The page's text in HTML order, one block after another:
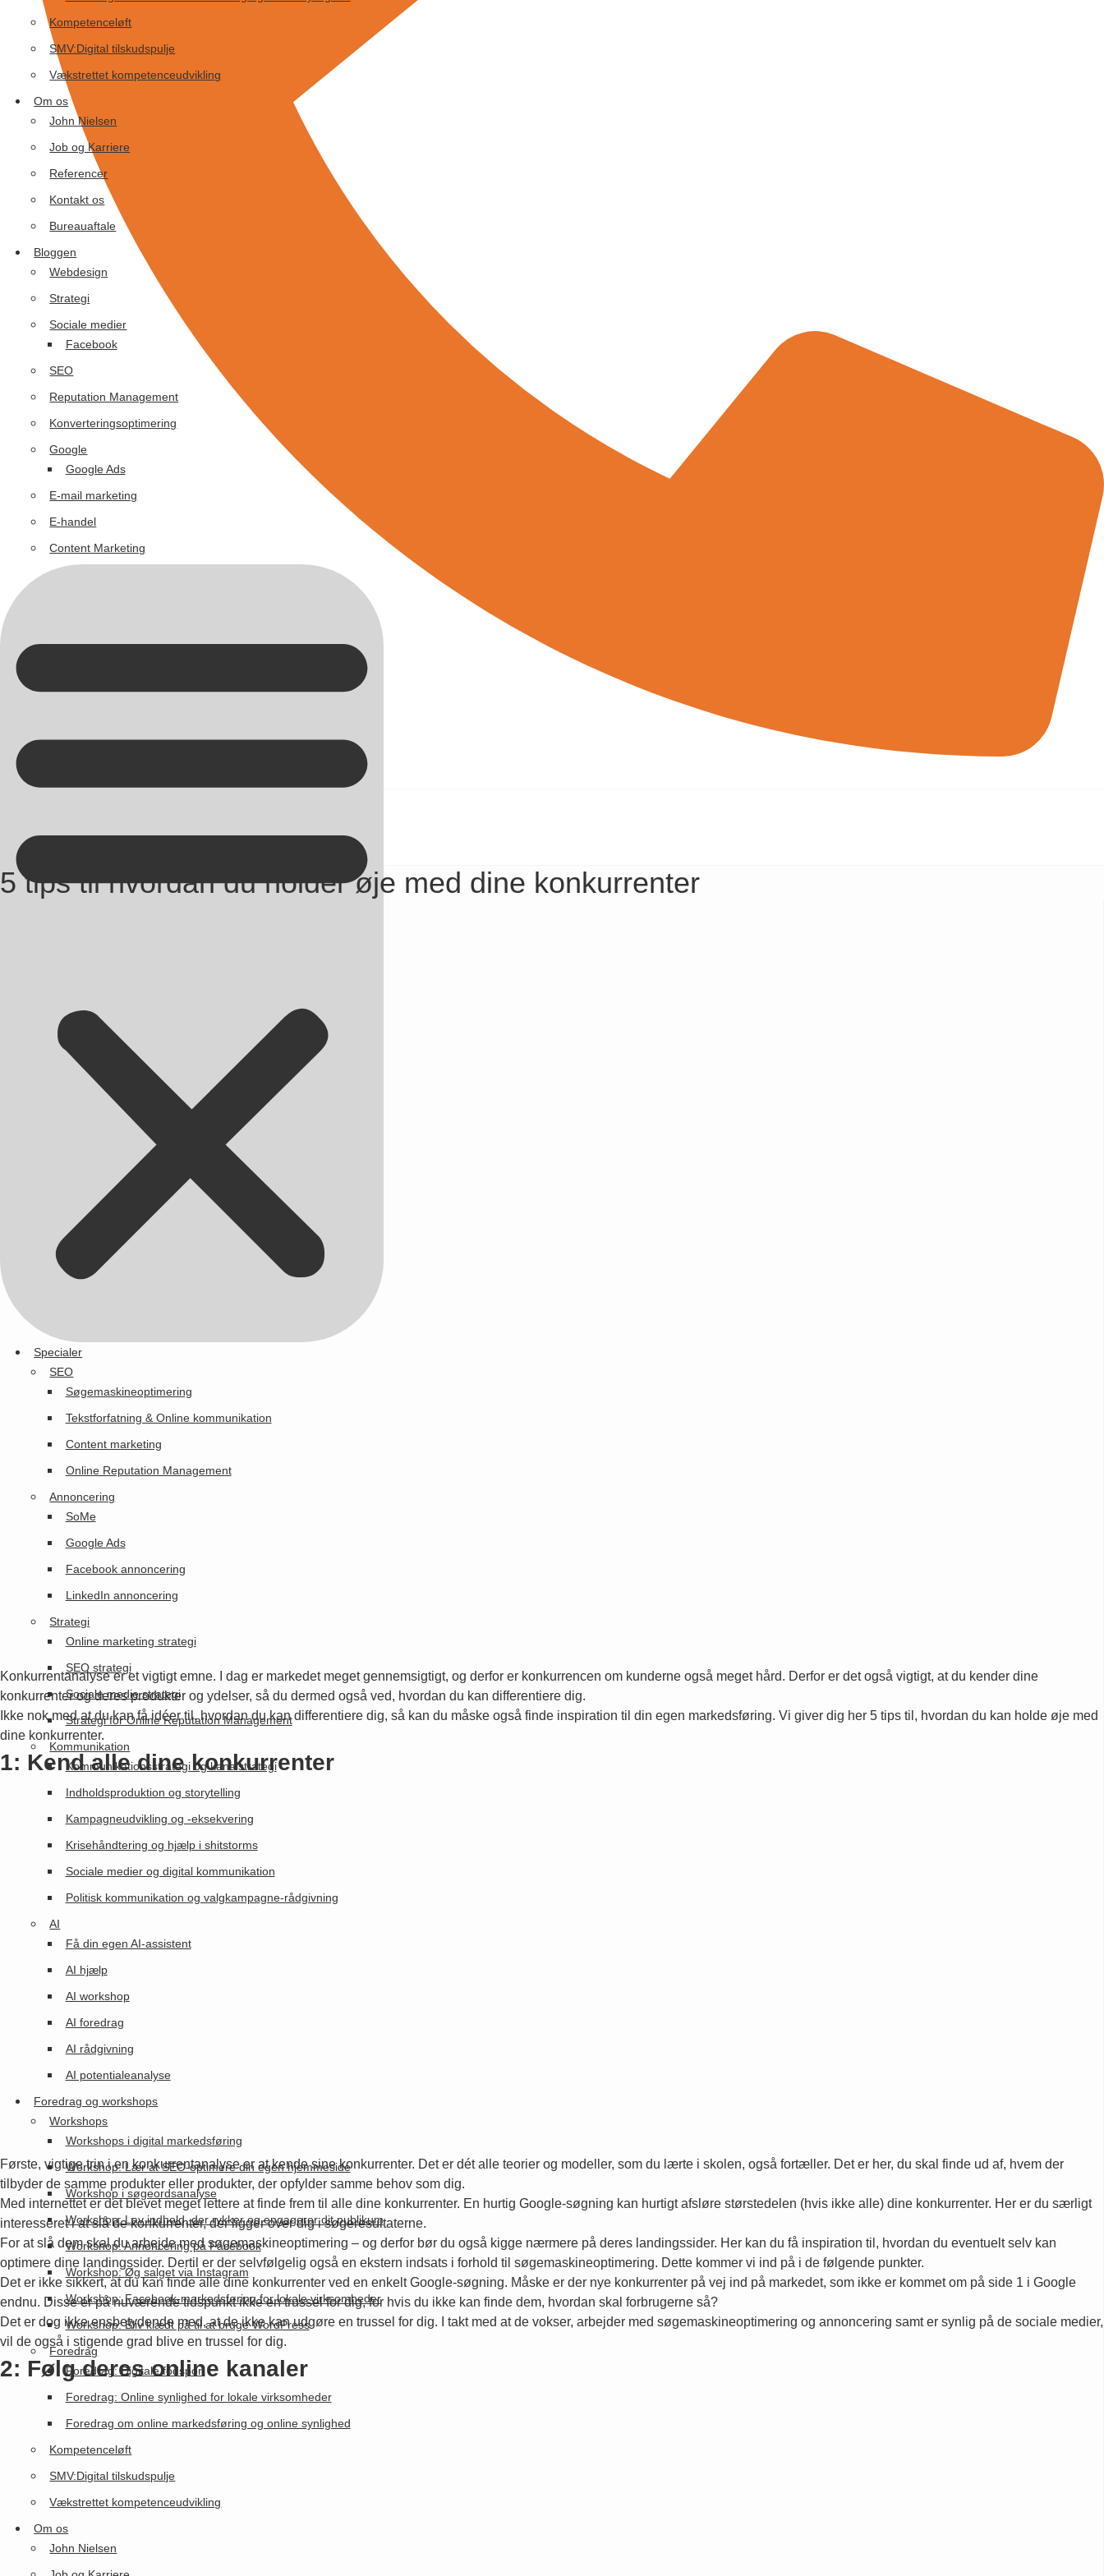
Kontakt på +45 70 13 63 23
Kompetenceløft
SMV:Digital tilskudspulje
Vækstrettet kompetenceudvikling
Om os
John Nielsen
Job og Karriere
Referencer
Kontakt os
Bureauaftale
Bloggen
Webdesign
Strategi
Sociale medier
Facebook
SEO
Reputation Management
Konverteringsoptimering
Google
Google Ads
E-mail marketing
E-handel
Content Marketing
Specialer
SEO
Søgemaskineoptimering
Tekstforfatning & Online kommunikation
Content marketing
Online Reputation Management
Annoncering
SoMe
Google Ads
Facebook annoncering
LinkedIn annoncering
Strategi
Online marketing strategi
SEO strategi
Sociale medie strategi
Strategi for Online Reputation Management
Kommunikation
Kommunikationsstrategi og kanalstrategi
Indholdsproduktion og storytelling
Kampagneudvikling og -eksekvering
Krisehåndtering og hjælp i shitstorms
Sociale medier og digital kommunikation
Politisk kommunikation og valgkampagne-rådgivning
AI
Få din egen AI-assistent
AI hjælp
AI workshop
AI foredrag
AI rådgivning
AI potentialeanalyse
Foredrag og workshops
Workshops
Workshops i digital markedsføring
Workshop: Lær at SEO-optimere din egen hjemmeside
Workshop i søgeordsanalyse
Workshop: Lav indhold, der rykker og engagerer dit publikum
Workshop: Annoncering på Facebook
Workshop: Øg salget via Instagram
Workshop: Facebook-markedsføring for lokale virksomheder
Workshop: Bliv klædt på til at bruge WordPress
Foredrag
Foredrag: Digitale fodspor
Foredrag: Online synlighed for lokale virksomheder
Foredrag om online markedsføring og online synlighed
Kompetenceløft
SMV:Digital tilskudspulje
Vækstrettet kompetenceudvikling
Om os
John Nielsen
5 tips til hvordan du holder øje med dine konkurrenter
Konkurrentanalyse er et vigtigt emne. I dag er markedet meget gennemsigtigt, og derfor er konkurrencen om kunderne også meget hård. Derfor er det også vigtigt, at du kender dine
konkurrenter og deres produkter og ydelser, så du dermed også ved, hvordan du kan differentiere dig.
Ikke nok med at du kan få idéer til, hvordan du kan differentiere dig, så kan du måske også finde inspiration til din egen markedsføring. Vi giver dig her 5 tips til, hvordan du kan holde øje med
dine konkurrenter.
1: Kend alle dine konkurrenter
Første, vigtige trin i en konkurrentanalyse er at kende sine konkurrenter. Det er dét alle teorier og modeller, som du lærte i skolen, også fortæller. Det er her, du skal finde ud af, hvem der
tilbyder de samme produkter eller produkter, der opfylder samme behov som dig.
Med internettet er det blevet meget lettere at finde frem til alle dine konkurrenter. En hurtig Google-søgning kan hurtigt afsløre størstedelen (hvis ikke alle) dine konkurrenter. Her er du særligt
interesseret i at slå de konkurrenter, der ligger over dig i søgeresultaterne.
For at slå dem skal du arbejde med søgemaskineoptimering – og derfor bør du også kigge nærmere på deres landingssider. Her kan du få inspiration til, hvordan du eventuelt selv kan
optimere dine landingssider. Dertil er der selvfølgelig også en ekstern indsats i forhold til søgemaskineoptimering. Dette kommer vi ind på i de følgende punkter.
Det er ikke sikkert, at du kan finde alle dine konkurrenter ved en enkelt Google-søgning. Måske er der nye konkurrenter på vej ind på markedet, som ikke er kommet om på side 1 i Google
endnu. Disse er på nuværende tidspunkt ikke en trussel for dig, for hvis du ikke kan finde dem, hvordan skal forbrugerne så?
Det er dog ikke ensbetydende med, at de ikke kan udgøre en trussel for dig. I takt med at de vokser, arbejder med søgemaskineoptimering og annoncering samt er synlig på de sociale medier,
vil de også i stigende grad blive en trussel for dig.
2: Følg deres online kanaler